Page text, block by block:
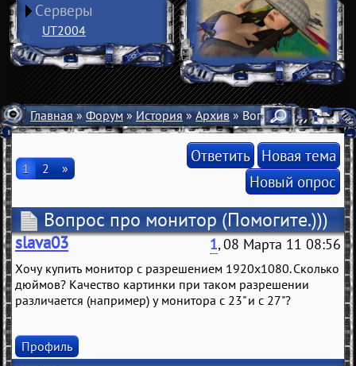
Серверы
UT2004
Главная»Форум»История»Архив» Вопрос про
1 2 »
Ответить Новая тема
Новый опрос
Вопрос про монитор (Помогите.)))
slava03 1, 08 Марта 11 08:56
Хочу купить монитор с разрешением 1920x1080. Сколько
дюймов? Качество картинки при таком разрешении
различается (например) у монитора с 23" и с 27"?
Профиль